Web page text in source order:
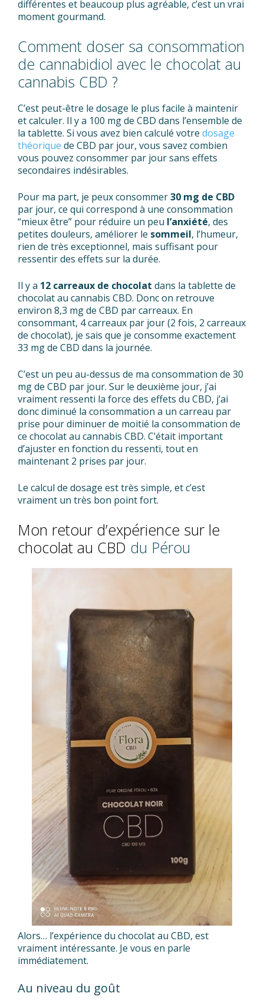
différentes et beaucoup plus agréable, c’est un vrai
moment gourmand.
Comment doser sa consommation
de cannabidiol avec le chocolat au
cannabis CBD ?
C’est peut-être le dosage le plus facile à maintenir
et calculer. Il y a 100 mg de CBD dans l’ensemble de
la tablette. Si vous avez bien calculé votre dosage
théorique de CBD par jour, vous savez combien
vous pouvez consommer par jour sans effets
secondaires indésirables.
Pour ma part, je peux consommer30 mg de CBD
par jour, ce qui correspond à une consommation
“mieux être” pour réduire un peu l’anxiété, des
petites douleurs, améliorer le sommeil, l’humeur,
rien de très exceptionnel, mais suffisant pour
ressentir des effets sur la durée.
Il y a 12 carreaux de chocolat dans la tablette de
chocolat au cannabis CBD. Donc on retrouve
environ 8,3 mg de CBD par carreaux. En
consommant, 4 carreaux par jour (2 fois, 2 carreaux
de chocolat), je sais que je consomme exactement
33 mg de CBD dans la journée.
C’est un peu au-dessus de ma consommation de 30
mg de CBD par jour. Sur le deuxième jour, j’ai
vraiment ressenti la force des effets du CBD, j’ai
donc diminué la consommation a un carreau par
prise pour diminuer de moitié la consommation de
ce chocolat au cannabis CBD. C’était important
d’ajuster en fonction du ressenti, tout en
maintenant 2 prises par jour.
Le calcul de dosage est très simple, et c’est
vraiment un très bon point fort.
Mon retour d’expérience sur le
chocolat au CBD du Pérou
Alors… l’expérience du chocolat au CBD, est
vraiment intéressante. Je vous en parle
immédiatement.
Au niveau du goût